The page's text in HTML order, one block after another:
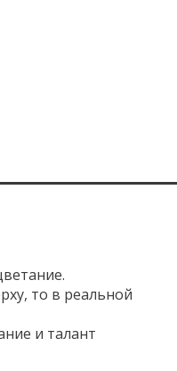
то в реальной
и талант